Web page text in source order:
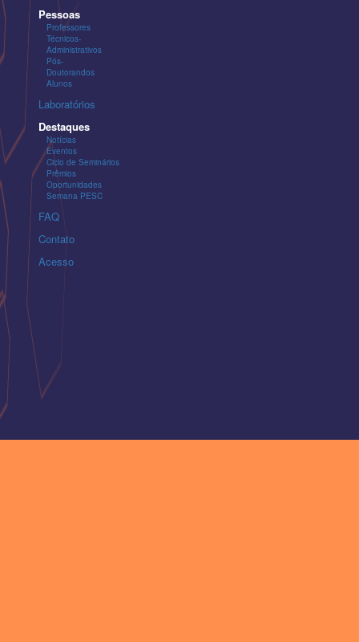
Pessoas
Professores
Técnicos-
Administrativos
Pós-
Doutorandos
Alunos
Laboratórios
Destaques
Notícias
Eventos
Ciclo de Seminários
Prêmios
Oportunidades
Semana PESC
FAQ
Contato
Acesso